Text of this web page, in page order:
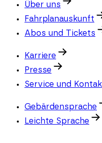
Über uns
Fahrplanauskunft
Abos und Tickets
Karriere
Presse
Service und
Gebärdensprache
Leichte Sprache